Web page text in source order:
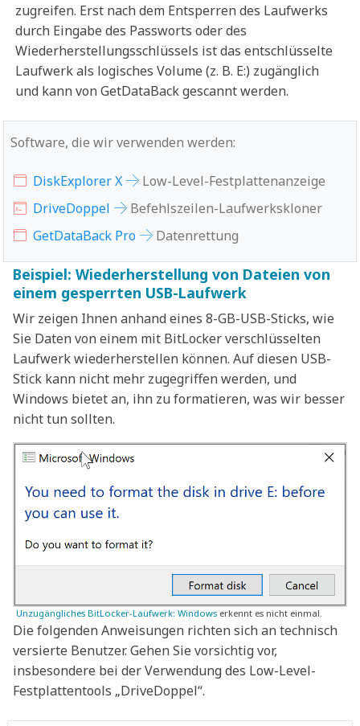
zugreifen. Erst nach dem Entsperren des Laufwerks
durch Eingabe des Passworts oder des
Wiederherstellungsschlüssels ist das entschlüsselte
Laufwerk als logisches Volume (z. B. E:) zugänglich
und kann von GetDataBack gescannt werden.
Software, die wir verwenden werden:
DiskExplorer X
Low-Level-Festplattenanzeige
DriveDoppel
Befehlszeilen-Laufwerkskloner
GetDataBack Pro
Datenrettung
Beispiel: Wiederherstellung von Dateien von
einem gesperrten USB-Laufwerk
Wir zeigen Ihnen anhand eines 8-GB-USB-Sticks, wie
Sie Daten von einem mit BitLocker verschlüsselten
Laufwerk wiederherstellen können. Auf diesen USB-
Stick kann nicht mehr zugegriffen werden, und
Windows bietet an, ihn zu formatieren, was wir besser
nicht tun sollten.
Unzugängliches BitLocker-Laufwerk: Windows erkennt es nicht einmal.
Die folgenden Anweisungen richten sich an technisch
versierte Benutzer. Gehen Sie vorsichtig vor,
insbesondere bei der Verwendung des Low-Level-
Festplattentools „DriveDoppel“.